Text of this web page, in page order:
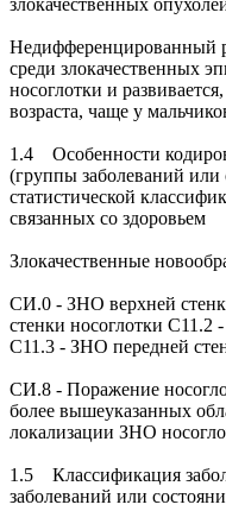
злокачественных
Недифференцированный
среди злокачественных
носоглотки и
возраста, чаще у
1.4 Особенности
(группы заболеваний
статистической
связанных со здоровьем
Злокачественные
СИ.0 - ЗНО верхней
стенки носоглотки С11.2
С11.3 - ЗНО передней
СИ.8 - Поражение
более вышеуказанных
локализации ЗНО
1.5 Классификация
заболеваний или